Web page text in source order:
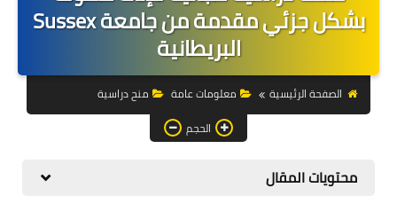
التجارة الالكترونية
التسويق
التداول
وظائف
بشكل جزئي مقدمة من جامعة Sussex
البريطانية
الصفحة الرئيسية معلومات عامة
منح دراسية
الحجم
محتويات المقال